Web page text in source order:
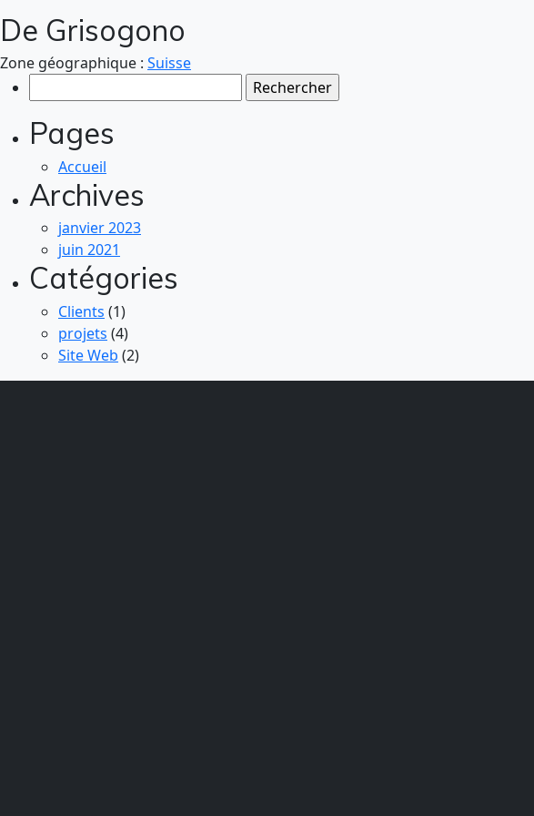
De Grisogono
Zone géographique : Suisse
Pages
Accueil
Archives
janvier 2023
juin 2021
Catégories
Clients (1)
projets (4)
Site Web (2)